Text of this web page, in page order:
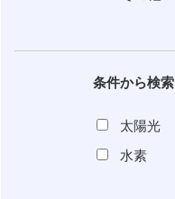
条件から検索
太陽光
水素